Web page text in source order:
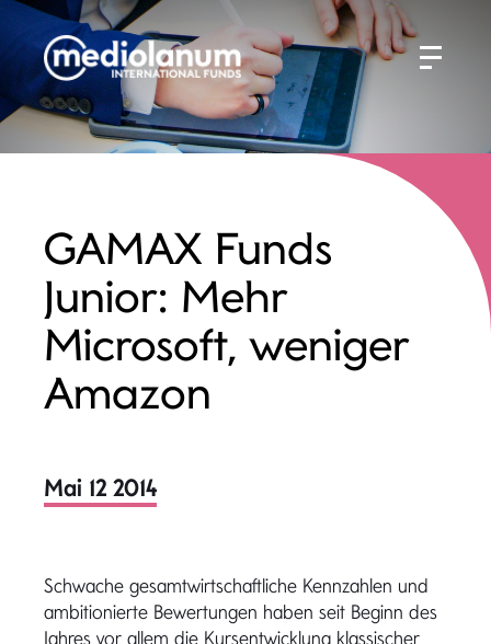
GAMAX Funds
Junior: Mehr
Microsoft, weniger
Amazon
Mai 12 2014
Schwache gesamtwirtschaftliche Kennzahlen und
ambitionierte Bewertungen haben seit Beginn des
Jahres vor allem die Kursentwicklung klassischer